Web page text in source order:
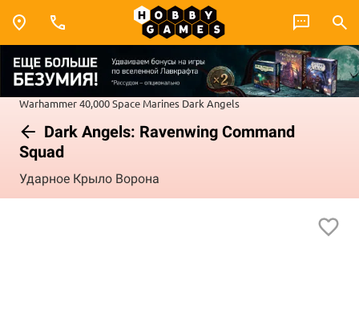
Warhammer 40,000Space Marines Dark Angels
Dark Angels: Ravenwing Command
Squad
Ударное Крыло Ворона